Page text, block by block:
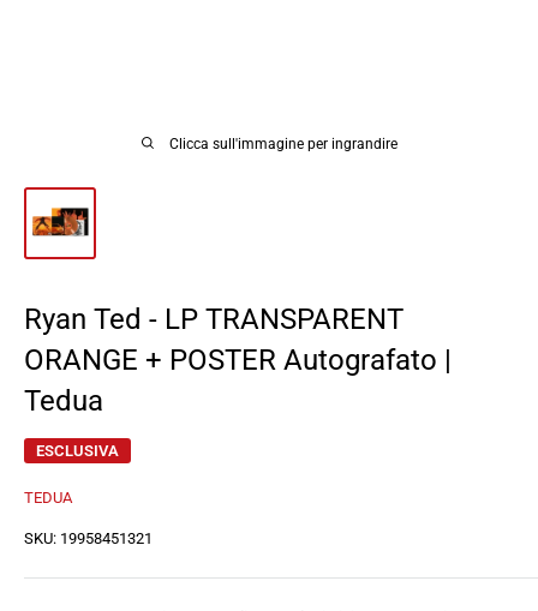
Clicca sull'immagine per ingrandire
Ryan Ted - LP TRANSPARENT
ORANGE + POSTER Autografato |
Tedua
ESCLUSIVA
TEDUA
SKU: 19958451321